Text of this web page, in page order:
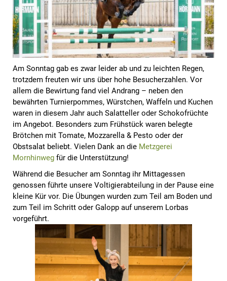
Am Sonntag gab es zwar leider ab und zu leichten Regen,
trotzdem freuten wir uns über hohe Besucherzahlen. Vor
allem die Bewirtung fand viel Andrang – neben den
bewährten Turnierpommes, Würstchen, Waffeln und Kuchen
waren in diesem Jahr auch Salatteller oder Schokofrüchte
im Angebot. Besonders zum Frühstück waren belegte
Brötchen mit Tomate, Mozzarella & Pesto oder der
Obstsalat beliebt. Vielen Dank an die Metzgerei
Mornhinweg für die Unterstützung!
Während die Besucher am Sonntag ihr Mittagessen
genossen führte unsere Voltigierabteilung in der Pause eine
kleine Kür vor. Die Übungen wurden zum Teil am Boden und
zum Teil im Schritt oder Galopp auf unserem Lorbas
vorgeführt.